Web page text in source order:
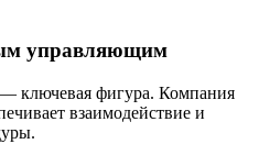
управляющим
ключевая фигура. Компания
взаимодействие и